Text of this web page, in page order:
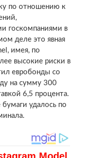
по отношению к
госкомпаниями в
деле это явная
имея, по
высокие риски в
евробонды со
на сумму 300
6,5 процента.
удалось по